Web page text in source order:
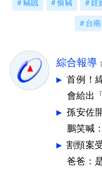
竊賊 偷竊 娃
台南
綜合報導
首例！
會給出
孫安佐
鵬笑喊
割頸案
爸爸：